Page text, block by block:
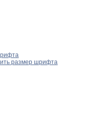
размер шрифта